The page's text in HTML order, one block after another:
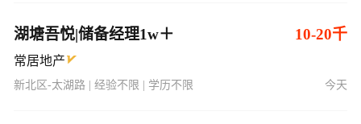
湖塘吾悦|储备经理1w＋ 10-20千
常居地产
新北区-太湖路 | 经验不限 | 学历不限 今天